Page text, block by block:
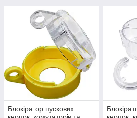
Блокіратор пускових